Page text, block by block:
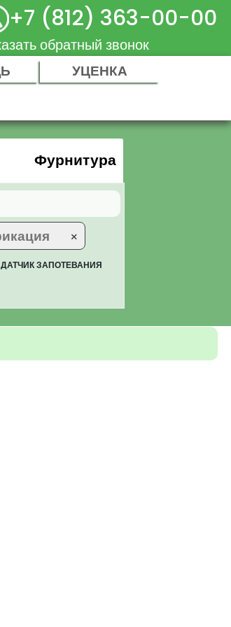
+7 (812) 363-00-00
обратный звонок
УЦЕНКА
Фурнитура
×
ДАТЧИК ЗАПОТЕВАНИЯ